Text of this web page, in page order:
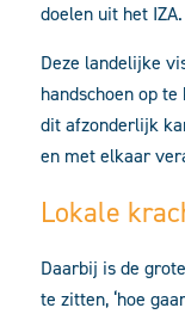
doelen uit het IZA.
Deze landelijke
handschoen op
dit afzonderlijk
en met elkaar
Lokale
Daarbij is de
te zitten, ‘hoe